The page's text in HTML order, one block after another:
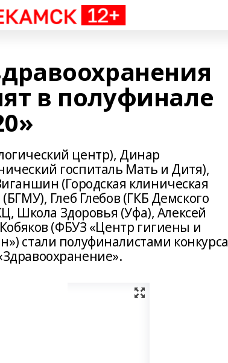
в полуфинале
центр), Динар
госпиталь Мать и Дитя),
(Городская клиническая
Глеб Глебов (ГКБ Демского
Школа Здоровья (Уфа), Алексей
(ФБУЗ «Центр гигиены и
стали полуфиналистами конкурса